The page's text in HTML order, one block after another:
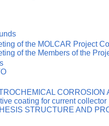
of the MOLCAR Project
of the Members of the
CORROSION
coating for current
STRUCTURE AND